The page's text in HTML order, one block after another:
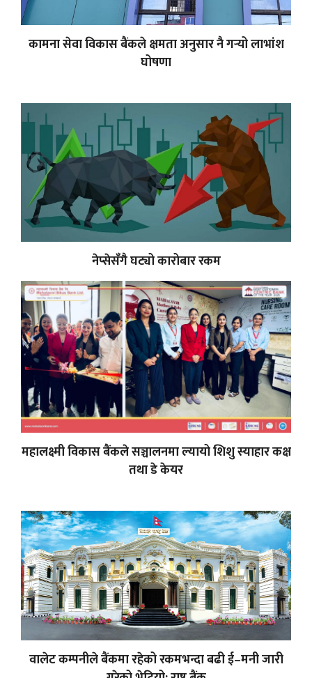
कामना सेवा विकास बैंकले क्षमता अनुसार नै गर्‍यो लाभांश
घोषणा
नेप्सेसँगै घट्यो कारोबार रकम
महालक्ष्मी विकास बैंकले सञ्चालनमा ल्यायो शिशु स्याहार कक्ष
तथा डे केयर
वालेट कम्पनीले बैंकमा रहेको रकमभन्दा बढी ई–मनी जारी